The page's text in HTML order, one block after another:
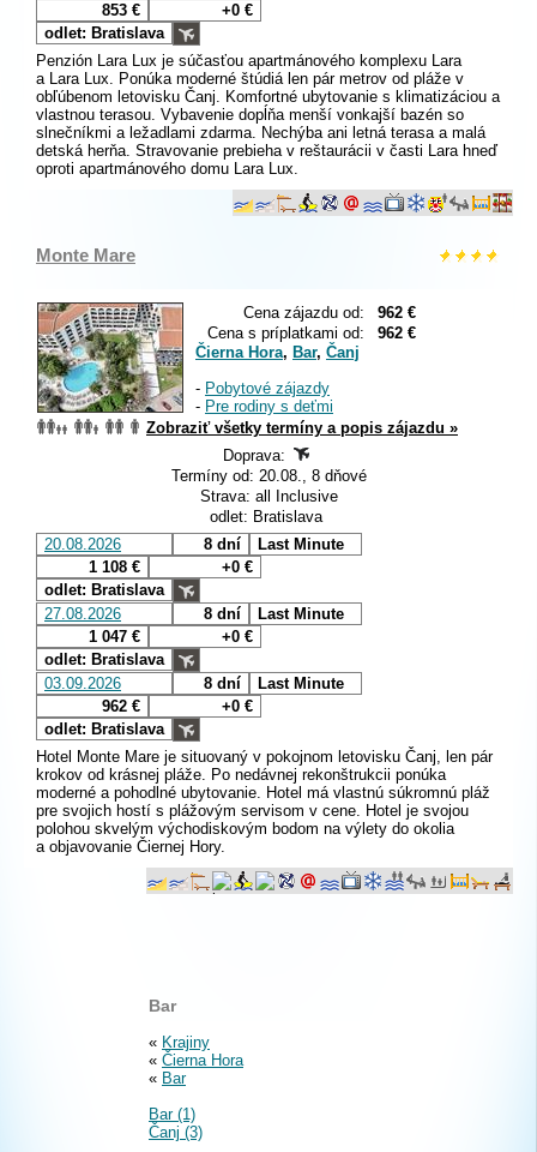
853 €
+0 €
odlet: Bratislava
Penzión Lara Lux je súčasťou apartmánového komplexu Lara
a Lara Lux. Ponúka moderné štúdiá len pár metrov od pláže v
obľúbenom letovisku Čanj. Komfortné ubytovanie s klimatizáciou a
vlastnou terasou. Vybavenie dopĺňa menší vonkajší bazén so
slnečníkmi a ležadlami zdarma. Nechýba ani letná terasa a malá
detská herňa. Stravovanie prebieha v reštaurácii v časti Lara hneď
oproti apartmánového domu Lara Lux.
Monte Mare
Cena zájazdu od:
962 €
Cena s príplatkami od:
962 €
Čierna Hora, Bar, Čanj
- Pobytové zájazdy
- Pre rodiny s deťmi
Zobraziť všetky termíny a popis zájazdu »
Doprava:
Termíny od: 20.08., 8 dňové
Strava: all Inclusive
odlet: Bratislava
20.08.2026
8 dní
Last Minute
1 108 €
+0 €
odlet: Bratislava
27.08.2026
8 dní
Last Minute
1 047 €
+0 €
odlet: Bratislava
03.09.2026
8 dní
Last Minute
962 €
+0 €
odlet: Bratislava
Hotel Monte Mare je situovaný v pokojnom letovisku Čanj, len pár
krokov od krásnej pláže. Po nedávnej rekonštrukcii ponúka
moderné a pohodlné ubytovanie. Hotel má vlastnú súkromnú pláž
pre svojich hostí s plážovým servisom v cene. Hotel je svojou
polohou skvelým východiskovým bodom na výlety do okolia
a objavovanie Čiernej Hory.
Bar
« Krajiny
« Čierna Hora
« Bar
Bar (1)
Čanj (3)